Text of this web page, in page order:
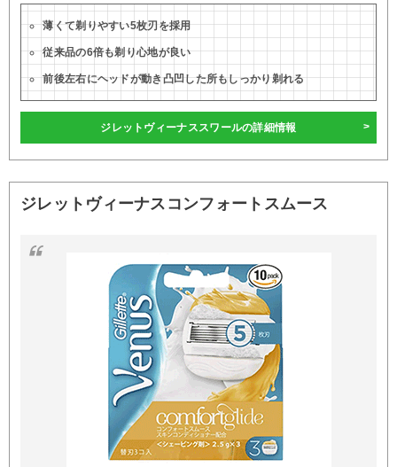
薄くて剃りやすい5枚刃を採用
従来品の6倍も剃り心地が良い
前後左右にヘッドが動き凸凹した所もしっかり剃れる
ジレットヴィーナススワールの詳細情報
ジレットヴィーナスコンフォートスムース